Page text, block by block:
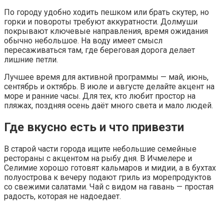
По городу удобно ходить пешком или брать скутер, но
горки и повороты требуют аккуратности. Долмуши
покрывают ключевые направления, время ожидания
обычно небольшое. На воду имеет смысл
пересаживаться там, где береговая дорога делает
лишние петли.
Лучшее время для активной программы — май, июнь,
сентябрь и октябрь. В июле и августе делайте акцент на
море и ранние часы. Для тех, кто любит простор на
пляжах, поздняя осень даёт много света и мало людей.
Где вкусно есть и что привезти
В старой части города ищите небольшие семейные
рестораны с акцентом на рыбу дня. В Ичмелере и
Селимие хорошо готовят кальмаров и мидии, а в бухтах
полуострова к вечеру подают гриль из морепродуктов
со свежими салатами. Чай с видом на гавань — простая
радость, которая не надоедает.